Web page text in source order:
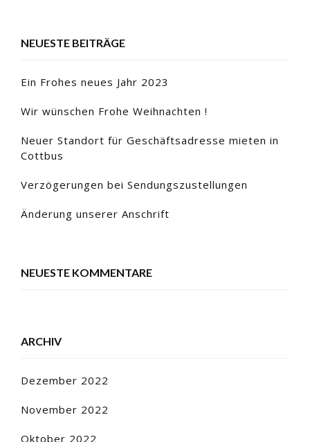
NEUESTE BEITRÄGE
Ein Frohes neues Jahr 2023
Wir wünschen Frohe Weihnachten !
Neuer Standort für Geschäftsadresse mieten in
Cottbus
Verzögerungen bei Sendungszustellungen
Änderung unserer Anschrift
NEUESTE KOMMENTARE
ARCHIV
Dezember 2022
November 2022
Oktober 2022